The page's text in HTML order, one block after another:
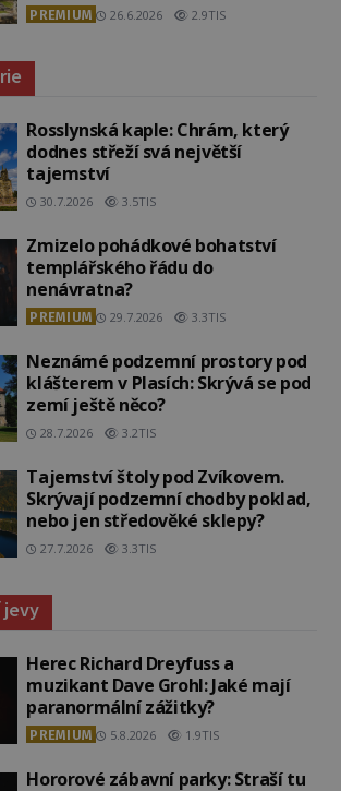
PREMIUM 26.6.2026 2.9TIS
Rosslynská kaple: Chrám, který
dodnes střeží svá největší
tajemství
30.7.2026 3.5TIS
Zmizelo pohádkové bohatství
templářského řádu do
nenávratna?
PREMIUM 29.7.2026 3.3TIS
Neznámé podzemní prostory pod
klášterem v Plasích: Skrývá se pod
zemí ještě něco?
28.7.2026 3.2TIS
Tajemství štoly pod Zvíkovem.
Skrývají podzemní chodby poklad,
nebo jen středověké sklepy?
27.7.2026 3.3TIS
jevy
Herec Richard Dreyfuss a
muzikant Dave Grohl: Jaké mají
paranormální zážitky?
PREMIUM 5.8.2026 1.9TIS
Hororové zábavní parky: Straší tu